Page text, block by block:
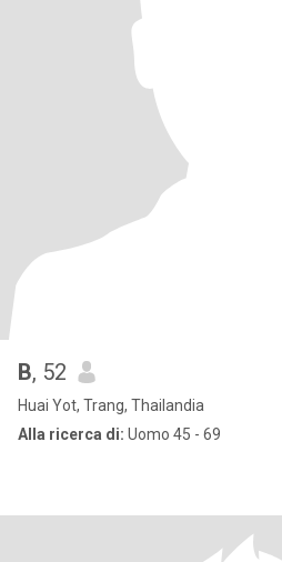
B, 52
Huai Yot, Trang, Thailandia
Alla ricerca di: Uomo 45 - 69